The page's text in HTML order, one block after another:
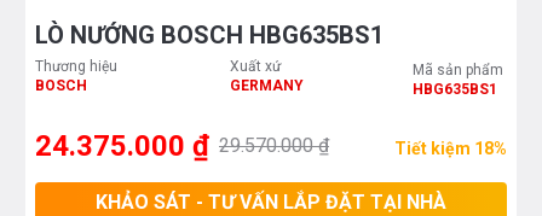
LÒ NƯỚNG BOSCH HBG635BS1
Thương hiệu
BOSCH
Xuất xứ
GERMANY
Mã sản phẩm
HBG635BS1
24.375.000 ₫ 29.570.000 ₫ Tiết kiệm 18%
KHẢO SÁT - TƯ VẤN LẮP ĐẶT TẠI NHÀ